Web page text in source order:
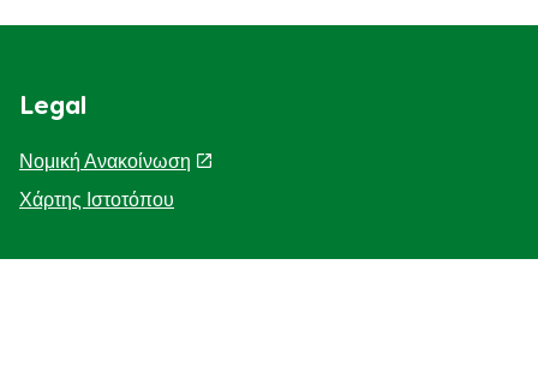
Legal
Νομική Ανακοίνωση
Χάρτης Ιστοτόπου